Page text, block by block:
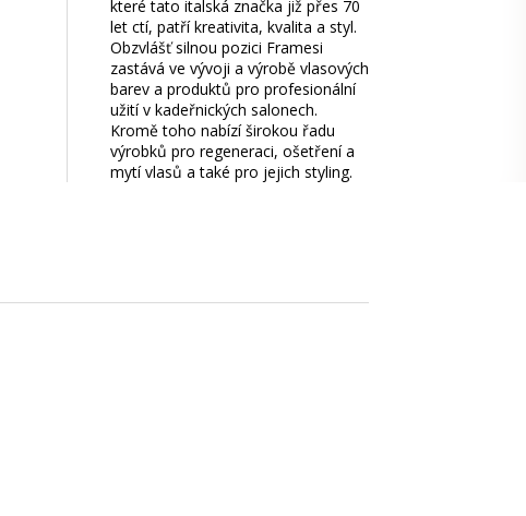
které tato italská značka již přes 70
let ctí, patří kreativita, kvalita a styl.
Obzvlášť silnou pozici Framesi
zastává ve vývoji a výrobě vlasových
barev a produktů pro profesionální
užití v kadeřnických salonech.
Kromě toho nabízí širokou řadu
výrobků pro regeneraci, ošetření a
mytí vlasů a také pro jejich styling.